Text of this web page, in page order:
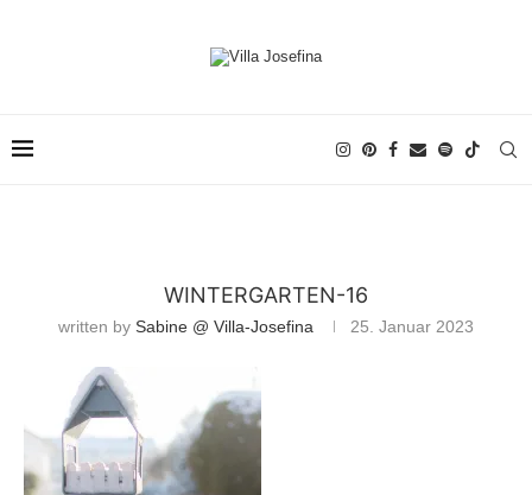
WINTERGARTEN-16
written by Sabine @ Villa-Josefina 25. Januar 2023